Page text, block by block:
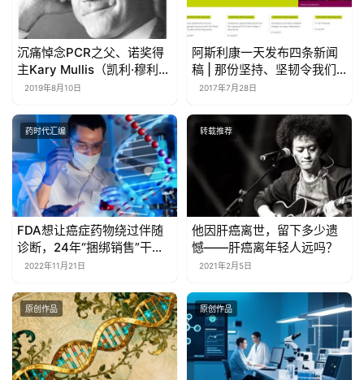
沉痛悼念PCR之父、诺奖得
主Kary Mullis（凯利·穆利
斯）博士！
2019年8月10日
阿斯利康一天发布四条新闻
稿 | 那份坚持、坚韧令我们
感动！
2017年7月28日
药时代汇编
FDA想让癌症药物绕过伴随
诊断，24年“捆绑销售”干不
动了？
2022年11月21日
转载推荐
他因肝癌离世，留下多少遗
憾——肝癌离年轻人远吗？
2021年2月5日
原创作品 原创作品